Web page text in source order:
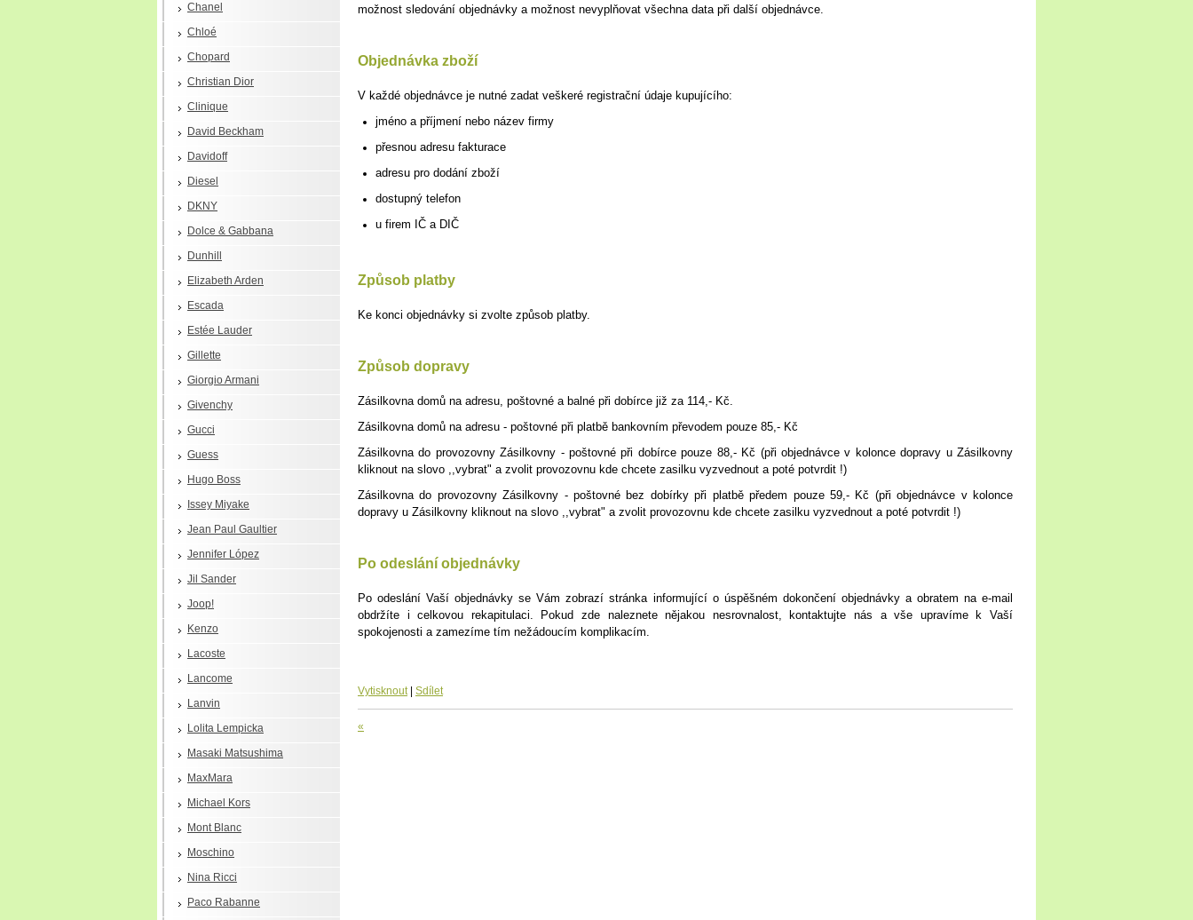
Chanel
Chloé
Chopard
Christian Dior
Clinique
David Beckham
Davidoff
Diesel
DKNY
Dolce & Gabbana
Dunhill
Elizabeth Arden
Escada
Estée Lauder
Gillette
Giorgio Armani
Givenchy
Gucci
Guess
Hugo Boss
Issey Miyake
Jean Paul Gaultier
Jennifer López
Jil Sander
Joop!
Kenzo
Lacoste
Lancome
Lanvin
Lolita Lempicka
Masaki Matsushima
MaxMara
Michael Kors
Mont Blanc
Moschino
Nina Ricci
Paco Rabanne
možnost sledování objednávky a možnost nevyplňovat všechna data při další objednávce.
Objednávka zboží
V každé objednávce je nutné zadat veškeré registrační údaje kupujícího:
jméno a příjmení nebo název firmy
přesnou adresu fakturace
adresu pro dodání zboží
dostupný telefon
u firem IČ a DIČ
Způsob platby
Ke konci objednávky si zvolte způsob platby.
Způsob dopravy
Zásilkovna domů na adresu, poštovné a balné při dobírce již za 114,- Kč.
Zásilkovna domů na adresu - poštovné při platbě bankovním převodem pouze 85,- Kč
Zásilkovna do provozovny Zásilkovny - poštovné při dobírce pouze 88,- Kč (při objednávce v kolonce dopravy u Zásilkovny
kliknout na slovo ,,vybrat" a zvolit provozovnu kde chcete zasilku vyzvednout a poté potvrdit !)
Zásilkovna do provozovny Zásilkovny - poštovné bez dobírky při platbě předem pouze 59,- Kč (při objednávce v kolonce
dopravy u Zásilkovny kliknout na slovo ,,vybrat" a zvolit provozovnu kde chcete zasilku vyzvednout a poté potvrdit !)
Po odeslání objednávky
Po odeslání Vaší objednávky se Vám zobrazí stránka informující o úspěšném dokončení objednávky a obratem na e-mail
obdržíte i celkovou rekapitulaci. Pokud zde naleznete nějakou nesrovnalost, kontaktujte nás a vše upravíme k Vaší
spokojenosti a zamezíme tím nežádoucím komplikacím.
Vytisknout| Sdílet
«